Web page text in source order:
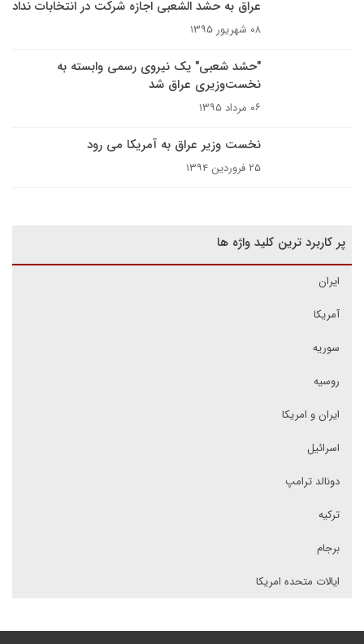
عراق به حشد الشعبی اجازه شرکت در انتخابات نداد
۰۸ شهریور ۱۳۹۵
"حشد شعبی" یک نیروی رسمی وابسته به
نخست‌وزیری عراق شد
۰۶ مرداد ۱۳۹۵
نخست وزیر عراق به آمریکا می رود
۲۵ فروردین ۱۳۹۴
پر کاربرد ترین کلید واژه ها
ایران
آمریکا
سوریه
روسیه
ایران و امریکا
اسرائیل
دونالد ترامپ
ترکیه
برجام
ایالات متحده امریکا